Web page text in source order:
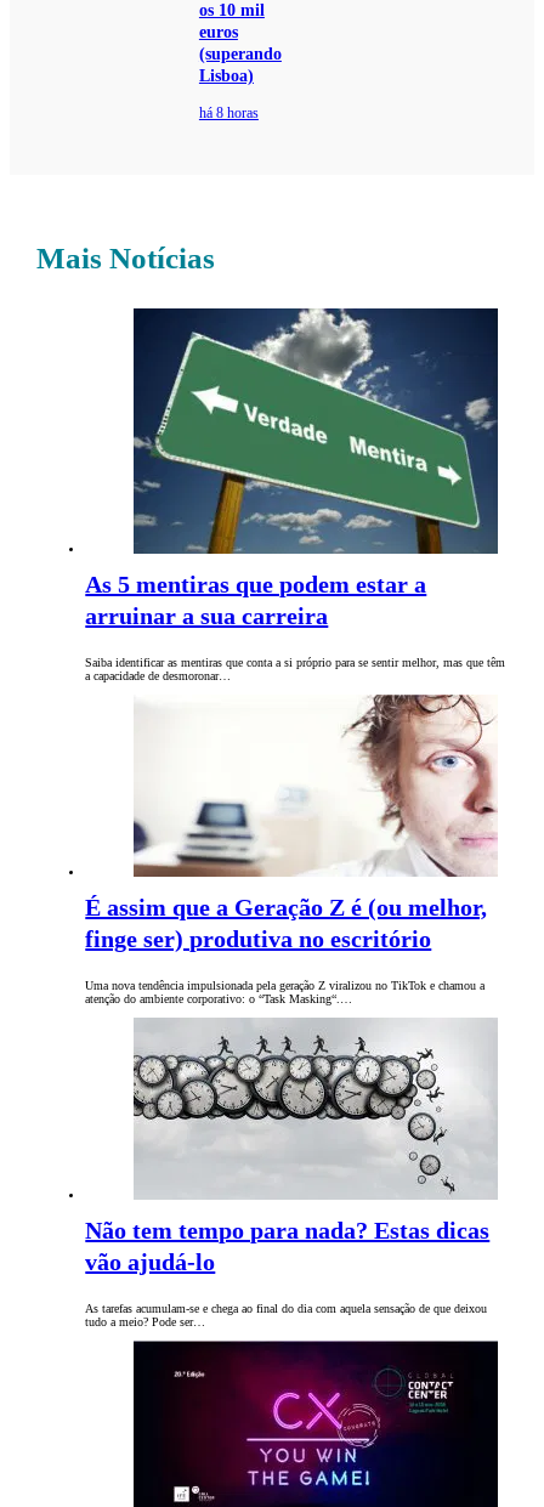
os 10 mil
euros
(superando
Lisboa)
há 8 horas
Mais Notícias
As 5 mentiras que podem estar a
arruinar a sua carreira
Saiba identificar as mentiras que conta a si próprio para se sentir melhor, mas que têm
a capacidade de desmoronar…
É assim que a Geração Z é (ou melhor,
finge ser) produtiva no escritório
Uma nova tendência impulsionada pela geração Z viralizou no TikTok e chamou a
atenção do ambiente corporativo: o “Task Masking“.…
Não tem tempo para nada? Estas dicas
vão ajudá-lo
As tarefas acumulam-se e chega ao final do dia com aquela sensação de que deixou
tudo a meio? Pode ser…